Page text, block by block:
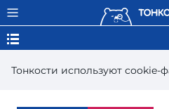
Тонкости используют сookie-